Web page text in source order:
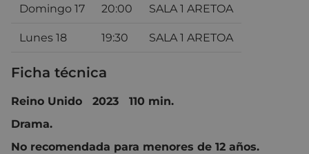
Domingo 17 20:00 SALA 1 ARETOA
Lunes 18 19:30 SALA 1 ARETOA
Ficha técnica
Reino Unido 2023 110 min.
Drama.
No recomendada para menores de 12 años.